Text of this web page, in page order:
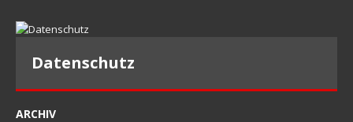
Datenschutz
ARCHIV